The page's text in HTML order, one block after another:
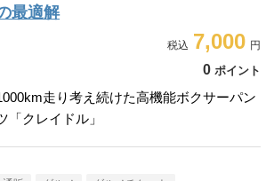
最適解
7,000
0 ポイント
走り考え続けた高機能ボクサーパン
「クレイドル」